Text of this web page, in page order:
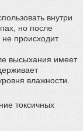
внутри
но после
происходит.
высыхания имеет
влажности.
токсичных